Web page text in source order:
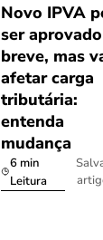
Novo IPVA
ser
breve, mas
afetar carga
tributária:
entenda
mudança
6 min
Leitura